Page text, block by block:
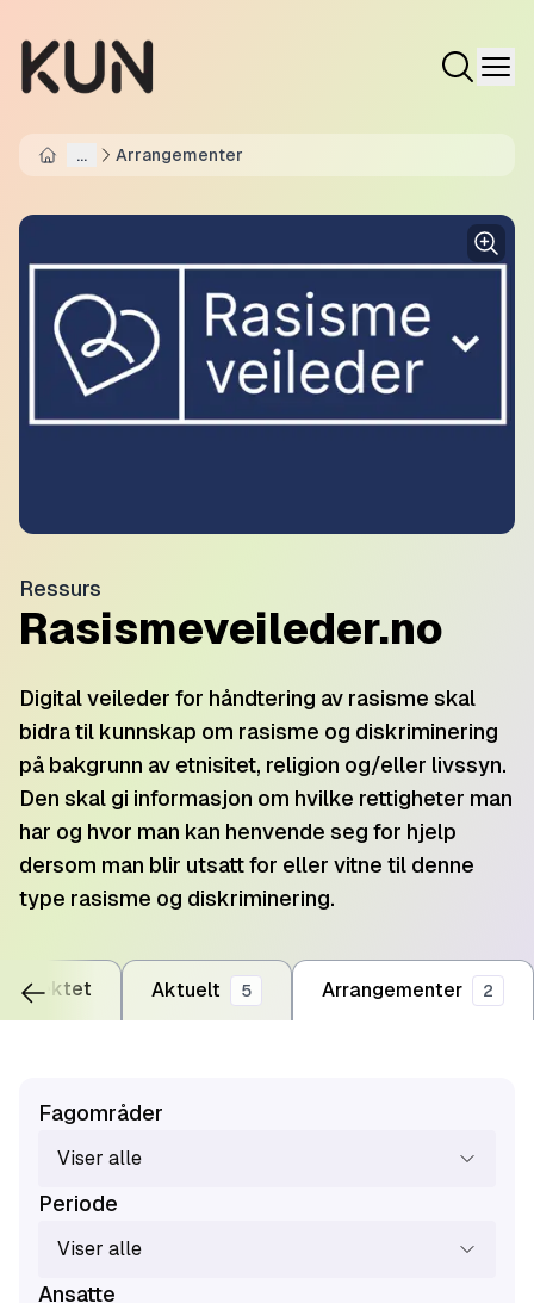
... Arrangementer
Ressurs
Rasismeveileder.no
Digital veileder for håndtering av rasisme skal
bidra til kunnskap om rasisme og diskriminering
på bakgrunn av etnisitet, religion og/eller livssyn.
Den skal gi informasjon om hvilke rettigheter man
har og hvor man kan henvende seg for hjelp
dersom man blir utsatt for eller vitne til denne
type rasisme og diskriminering.
Aktuelt 5 Arrangementer 2
Fagområder
Viser alle
Periode
Viser alle
Ansatte